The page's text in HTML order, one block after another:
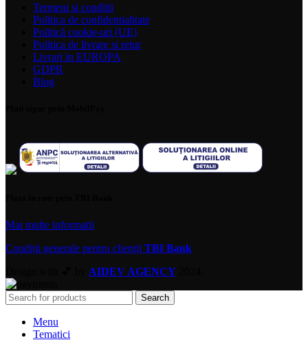
Termeni si conditii
Politica de confidentialitate
Politică cookie-uri (UE)
Politica de livrare si retur
Livrari in EUROPA
GDPR
Blog
Mai multe informatii
Condiții generale pentru clienții TBI Bank
AIDEV AGENCY
Search
Menu
Tematici